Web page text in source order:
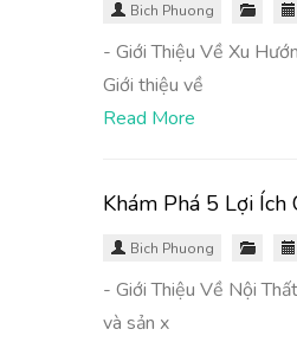
Bich Phuong
- Giới Thiệu Về Xu
Giới thiệu về
Read More
Khám Phá 5 Lợi
Bich Phuong
- Giới Thiệu Về Nội
và sản x